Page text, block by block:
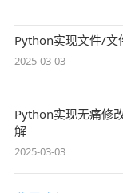
Python实现文件/文
2025-03-03
Python实现无痛修
解
2025-03-03